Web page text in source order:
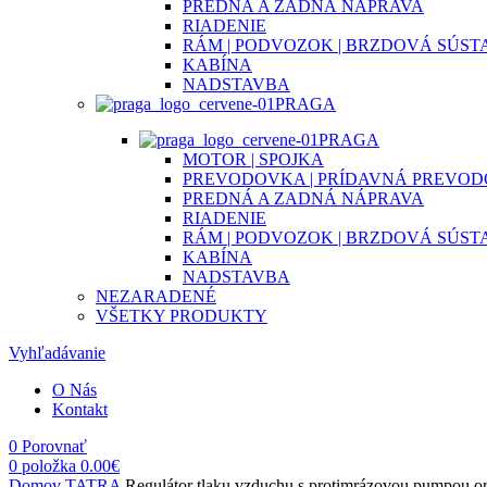
PREDNÁ A ZADNÁ NÁPRAVA
RIADENIE
RÁM | PODVOZOK | BRZDOVÁ
KABÍNA
NADSTAVBA
PRAGA
PRAGA
MOTOR | SPOJKA
PREVODOVKA | PRÍDAVNÁ
PREDNÁ A ZADNÁ NÁPRAVA
RIADENIE
RÁM | PODVOZOK | BRZDOVÁ
KABÍNA
NADSTAVBA
NEZARADENÉ
VŠETKY PRODUKTY
Vyhľadávanie
O Nás
Kontakt
0 Porovnať
0 položka 0.00€